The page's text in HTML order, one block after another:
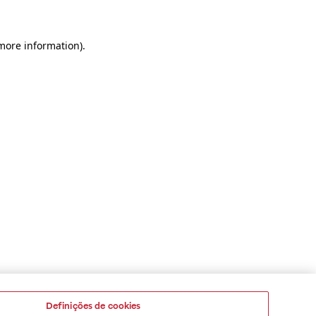
information).
Definições de cookies